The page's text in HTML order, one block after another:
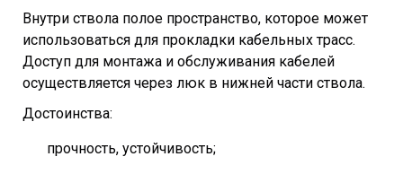
Внутри ствола полое пространство, которое может
использоваться для прокладки кабельных трасс.
Доступ для монтажа и обслуживания кабелей
осуществляется через люк в нижней части ствола.
Достоинства:
прочность, устойчивость;